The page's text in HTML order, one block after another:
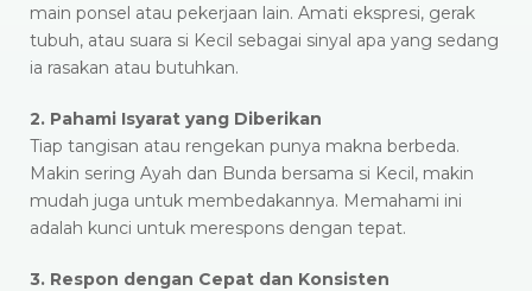
main ponsel atau pekerjaan lain. Amati ekspresi, gerak
tubuh, atau suara si Kecil sebagai sinyal apa yang sedang
ia rasakan atau butuhkan.
2. Pahami Isyarat yang Diberikan
Tiap tangisan atau rengekan punya makna berbeda.
Makin sering Ayah dan Bunda bersama si Kecil, makin
mudah juga untuk membedakannya. Memahami ini
adalah kunci untuk merespons dengan tepat.
3. Respon dengan Cepat dan Konsisten